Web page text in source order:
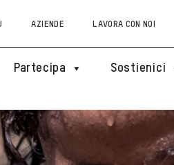
AZIENDE LAVORA CON NOI
Partecipa Sostienici